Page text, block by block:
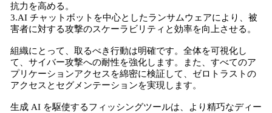
抗力を高める。
3.AI チャットボットを中心としたランサムウェアにより、被
害者に対する攻撃のスケーラビリティと効率を向上させる。
組織にとって、取るべき行動は明確です。全体を可視化し
て、サイバー攻撃への耐性を強化します。また、すべてのア
プリケーションアクセスを綿密に検証して、ゼロトラストの
アクセスとセグメンテーションを実現します。
生成 AI を駆使するフィッシングツールは、より精巧なディー